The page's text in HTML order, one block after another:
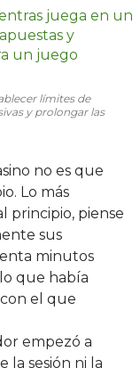
límites de
y prolongar las
no es que
Lo más
principio, piense
sus
minutos
que había
el que
empezó a
la sesión ni la